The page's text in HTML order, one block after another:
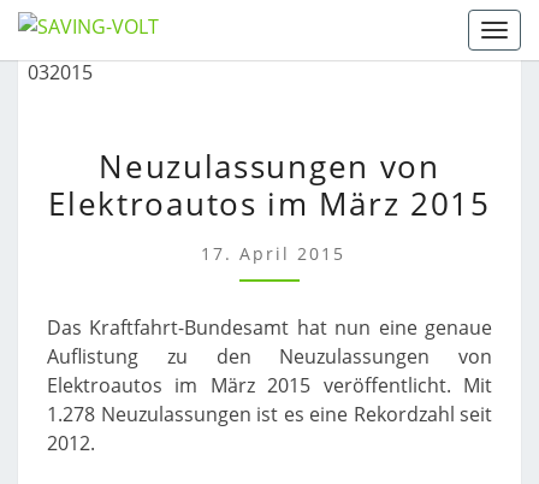
Skip
to
VON
ELEKTROAUTOS
IM
MÄRZ
2015
Neuzulassungen von
Elektroautos im März 2015
17. April 2015
Das Kraftfahrt-Bundesamt hat nun eine genaue
Auflistung zu den Neuzulassungen von
Elektroautos im März 2015 veröffentlicht. Mit
1.278 Neuzulassungen ist es eine Rekordzahl seit
2012.